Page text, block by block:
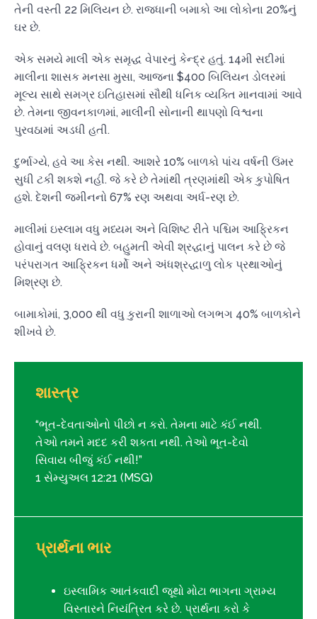
તેની વસ્તી 22 મિલિયન છે. રાજધાની બમાકો આ લોકોના 20%નું
ઘર છે.
એક સમયે માલી એક સમૃદ્ધ વેપારનું કેન્દ્ર હતું. 14મી સદીમાં
માલીના શાસક મનસા મુસા, આજના $400 બિલિયન ડોલરમાં
મૂલ્ય સાથે સમગ્ર ઇતિહાસમાં સૌથી ધનિક વ્યક્તિ માનવામાં આવે
છે. તેમના જીવનકાળમાં, માલીની સોનાની થાપણો વિશ્વના
પુરવઠામાં અડધી હતી.
દુર્ભાગ્યે, હવે આ કેસ નથી. આશરે 10% બાળકો પાંચ વર્ષની ઉંમર
સુધી ટકી શકશે નહીં. જે કરે છે તેમાંથી ત્રણમાંથી એક કુપોષિત
હશે. દેશની જમીનનો 67% રણ અથવા અર્ધ-રણ છે.
માલીમાં ઇસ્લામ વધુ મધ્યમ અને વિશિષ્ટ રીતે પશ્ચિમ આફ્રિકન
હોવાનું વલણ ધરાવે છે. બહુમતી એવી શ્રદ્ધાનું પાલન કરે છે જે
પરંપરાગત આફ્રિકન ધર્મો અને અંધશ્રદ્ધાળુ લોક પ્રથાઓનું
મિશ્રણ છે.
બામાકોમાં, 3,000 થી વધુ કુરાની શાળાઓ લગભગ 40% બાળકોને
શીખવે છે.
શાસ્ત્ર
“ભૂત-દેવતાઓનો પીછો ન કરો. તેમના માટે કંઈ નથી.
તેઓ તમને મદદ કરી શકતા નથી. તેઓ ભૂત-દેવો
સિવાય બીજું કંઈ નથી!”
1 સેમ્યુઅલ 12:21 (MSG)
પ્રાર્થના ભાર
ઇસ્લામિક આતંકવાદી જૂથો મોટા ભાગના ગ્રામ્ય
વિસ્તારને નિયંત્રિત કરે છે. પ્રાર્થના કરો કે